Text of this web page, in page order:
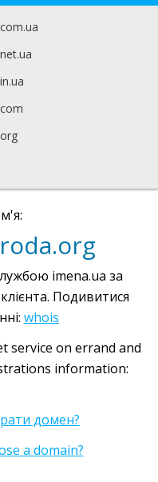
imena.ua за
Подивитися
whois
service on errand and
information:
домен?
a domain?